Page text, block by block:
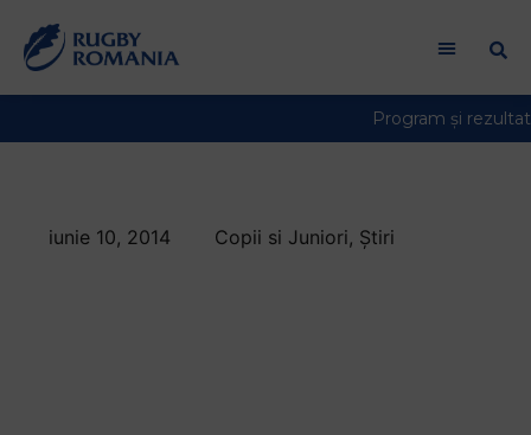
iunie 10, 2014 Copii si Juniori, Știri